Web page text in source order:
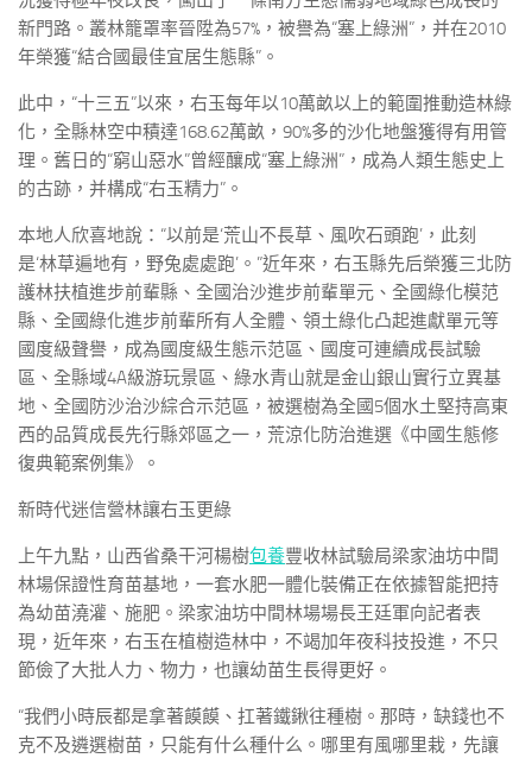
新門路。叢林籠罩率晉陞為57%，被譽為“塞上綠洲”，并在2010
年榮獲“結合國最佳宜居生態縣”。
此中，“十三五”以來，右玉每年以10萬畝以上的範圍推動造林綠
化，全縣林空中積達168.62萬畝，90%多的沙化地盤獲得有用管
理。舊日的“窮山惡水”曾經釀成“塞上綠洲”，成為人類生態史上
的古跡，并構成“右玉精力”。
本地人欣喜地說：“以前是‘荒山不長草、風吹石頭跑’，此刻
是‘林草遍地有，野兔處處跑’。”近年來，右玉縣先后榮獲三北防
護林扶植進步前輩縣、全國治沙進步前輩單元、全國綠化模范
縣、全國綠化進步前輩所有人全體、領土綠化凸起進獻單元等
國度級聲譽，成為國度級生態示范區、國度可連續成長試驗
區、全縣域4A級游玩景區、綠水青山就是金山銀山實行立異基
地、全國防沙治沙綜合示范區，被選樹為全國5個水土堅持高東
西的品質成長先行縣郊區之一，荒涼化防治進選《中國生態修
復典範案例集》。
新時代迷信營林讓右玉更綠
上午九點，山西省桑干河楊樹包養豐收林試驗局梁家油坊中間
林場保證性育苗基地，一套水肥一體化裝備正在依據智能把持
為幼苗澆灌、施肥。梁家油坊中間林場場長王廷軍向記者表
現，近年來，右玉在植樹造林中，不竭加年夜科技投進，不只
節儉了大批人力、物力，也讓幼苗生長得更好。
“我們小時辰都是拿著饃饃、扛著鐵鍬往種樹。那時，缺錢也不
克不及遴選樹苗，只能有什么種什么。哪里有風哪里栽，先讓